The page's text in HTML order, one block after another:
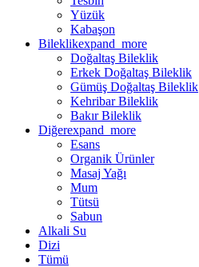
Yüzük
Kabaşon
Bileklikexpand_more
Doğaltaş Bileklik
Erkek Doğaltaş Bileklik
Gümüş Doğaltaş Bileklik
Kehribar Bileklik
Bakır Bileklik
Diğerexpand_more
Esans
Organik Ürünler
Masaj Yağı
Mum
Tütsü
Sabun
Alkali Su
Dizi
Tümü